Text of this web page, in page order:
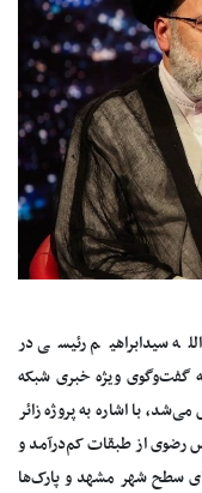
سیدابراهیم رئیسی در
گفت‌وگوی ویژه خبری شبکه
با اشاره به پروژه زائر
رضوی از طبقات کم‌درآمد و
سطح شهر مشهد و پارک‌ها